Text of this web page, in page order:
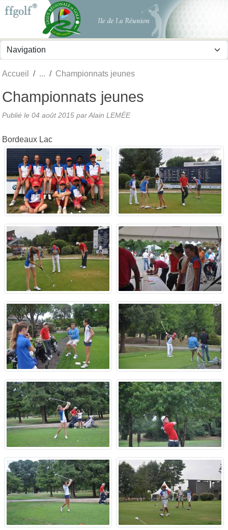
Accueil Championnats jeunes
Championnats jeunes
Publié le 04 août 2015 parAlain LEMÉE
Bordeaux Lac
Panneau de gestion des cookies